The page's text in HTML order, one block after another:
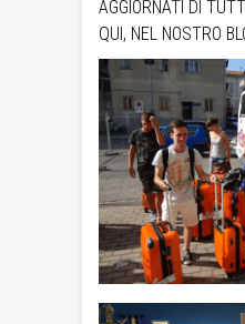
AGGIORNATI DI
QUI, NEL NOSTRO